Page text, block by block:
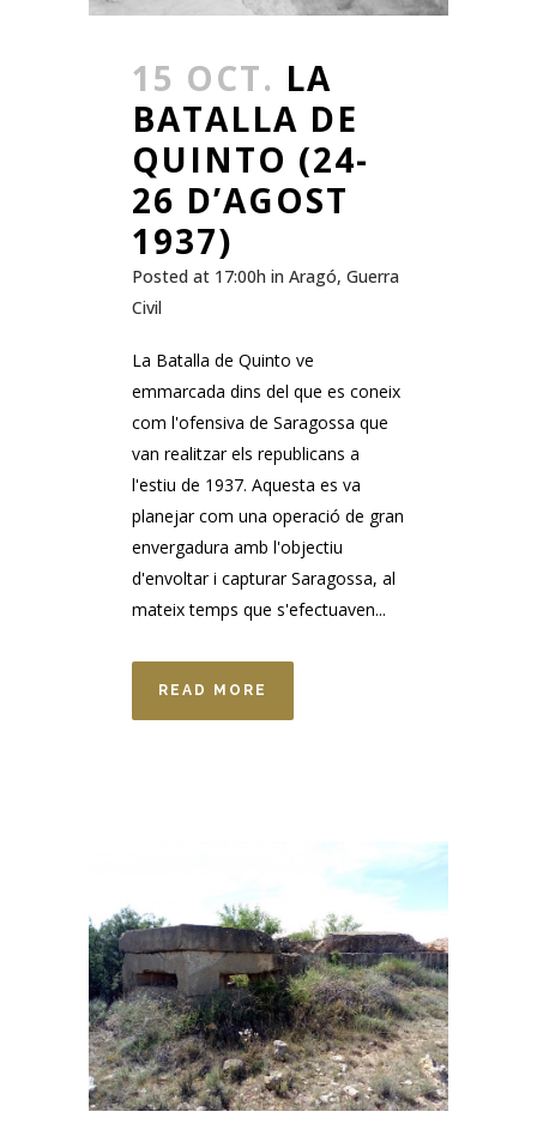
15 OCT. LA
BATALLA DE
QUINTO (24-
26 D’AGOST
1937)
Posted at 17:00h in Aragó, Guerra
Civil
La Batalla de Quinto ve
emmarcada dins del que es coneix
com l'ofensiva de Saragossa que
van realitzar els republicans a
l'estiu de 1937. Aquesta es va
planejar com una operació de gran
envergadura amb l'objectiu
d'envoltar i capturar Saragossa, al
mateix temps que s'efectuaven...
READ MORE